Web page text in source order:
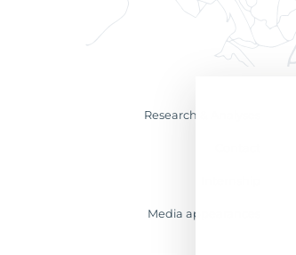
Research & Analyses
Media appearances